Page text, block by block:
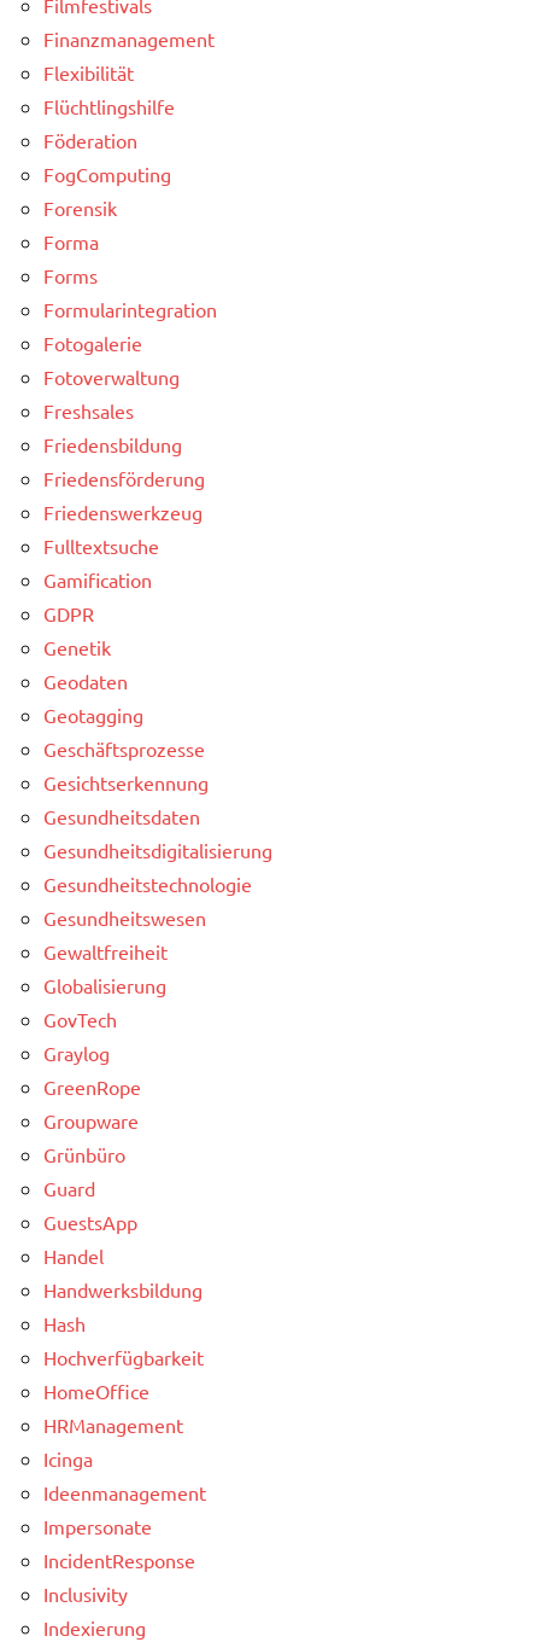
Finanzmanagement
Flexibilität
Flüchtlingshilfe
Föderation
FogComputing
Forensik
Forma
Forms
Formularintegration
Fotogalerie
Fotoverwaltung
Freshsales
Friedensbildung
Friedensförderung
Friedenswerkzeug
Fulltextsuche
Gamification
GDPR
Genetik
Geodaten
Geotagging
Geschäftsprozesse
Gesichtserkennung
Gesundheitsdaten
Gesundheitsdigitalisierung
Gesundheitstechnologie
Gesundheitswesen
Gewaltfreiheit
Globalisierung
GovTech
Graylog
GreenRope
Groupware
Grünbüro
Guard
GuestsApp
Handel
Handwerksbildung
Hash
Hochverfügbarkeit
HomeOffice
HRManagement
Icinga
Ideenmanagement
Impersonate
IncidentResponse
Inclusivity
Indexierung